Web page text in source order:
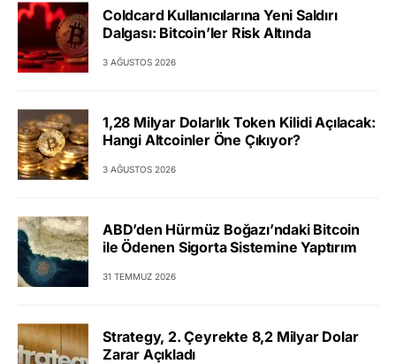
Coldcard Kullanıcılarına Yeni Saldırı
Dalgası: Bitcoin’ler Risk Altında
3 AĞUSTOS 2026
1,28 Milyar Dolarlık Token Kilidi Açılacak:
Hangi Altcoinler Öne Çıkıyor?
3 AĞUSTOS 2026
ABD’den Hürmüz Boğazı’ndaki Bitcoin
ile Ödenen Sigorta Sistemine Yaptırım
31 TEMMUZ 2026
Strategy, 2. Çeyrekte 8,2 Milyar Dolar
Zarar Açıkladı